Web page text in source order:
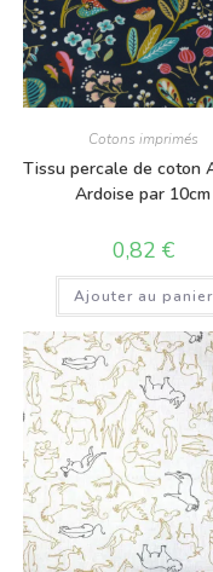
Cotons imprimés
Tissu percale de coton
Ardoise par 10cm
0,82 €
Ajouter au panier